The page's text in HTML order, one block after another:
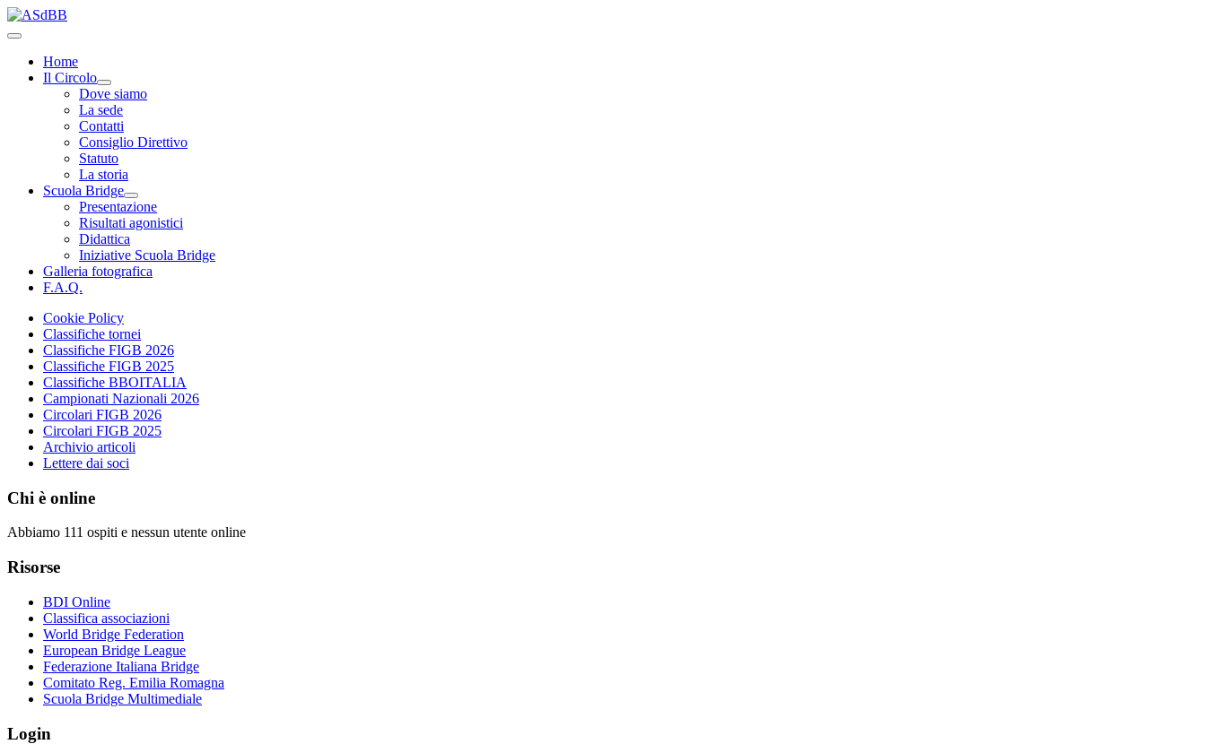
Home
Il Circolo
Dove siamo
La sede
Contatti
Consiglio Direttivo
Statuto
La storia
Scuola Bridge
Presentazione
Risultati agonistici
Didattica
Iniziative Scuola Bridge
Galleria fotografica
F.A.Q.
Cookie Policy
Classifiche tornei
Classifiche FIGB 2026
Classifiche FIGB 2025
Classifiche BBOITALIA
Campionati Nazionali 2026
Circolari FIGB 2026
Circolari FIGB 2025
Archivio articoli
Lettere dai soci
Chi è online
Abbiamo 111 ospiti e nessun utente online
Risorse
BDI Online
Classifica associazioni
World Bridge Federation
European Bridge League
Federazione Italiana Bridge
Comitato Reg. Emilia Romagna
Scuola Bridge Multimediale
Login